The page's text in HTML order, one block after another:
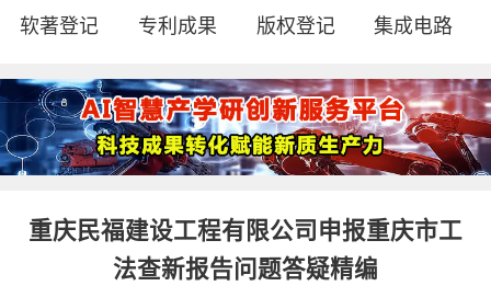
软著登记 专利成果 版权登记 集成电路
重庆民福建设工程有限公司申报重庆市工
法查新报告问题答疑精编